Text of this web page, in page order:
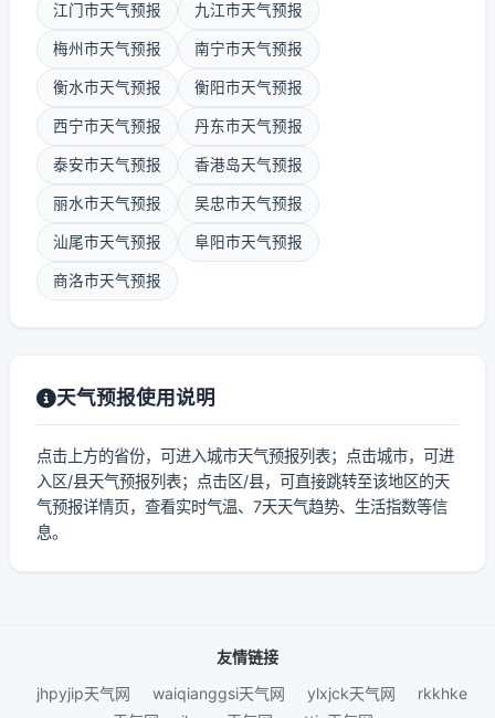
江门市天气预报 九江市天气预报
梅州市天气预报 南宁市天气预报
衡水市天气预报 衡阳市天气预报
西宁市天气预报 丹东市天气预报
泰安市天气预报 香港岛天气预报
丽水市天气预报 吴忠市天气预报
汕尾市天气预报 阜阳市天气预报
商洛市天气预报
天气预报使用说明
点击上方的省份，可进入城市天气预报列表；点击城市，可进
入区/县天气预报列表；点击区/县，可直接跳转至该地区的天
气预报详情页，查看实时气温、7天天气趋势、生活指数等信
息。
友情链接
jhpyjip天气网
waiqianggsi天气网 ylxjck天气网
rkkhke